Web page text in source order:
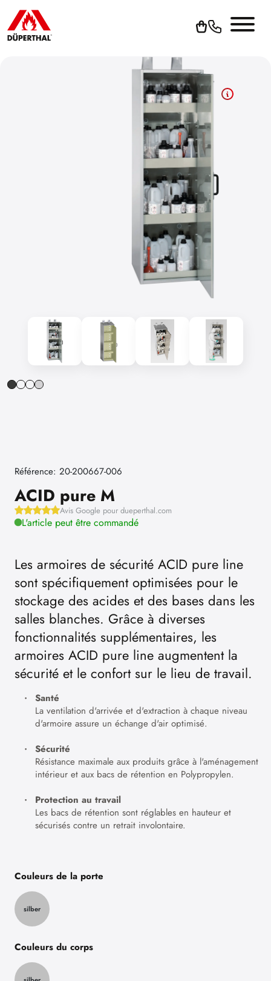
Référence: 20-200667-006
ACID pure M
Avis Google pour dueperthal.com
L'article peut être commandé
Les armoires de sécurité ACID pure line
sont spécifiquement optimisées pour le
stockage des acides et des bases dans les
salles blanches. Grâce à diverses
fonctionnalités supplémentaires, les
armoires ACID pure line augmentent la
sécurité et le confort sur le lieu de travail.
Santé
La ventilation d'arrivée et d'extraction à chaque niveau
d'armoire assure un échange d'air optimisé.
Sécurité
Résistance maximale aux produits grâce à l'aménagement
intérieur et aux bacs de rétention en Polypropylen.
Protection au travail
Les bacs de rétention sont réglables en hauteur et
sécurisés contre un retrait involontaire.
Couleurs de la porte
silber
Couleurs du corps